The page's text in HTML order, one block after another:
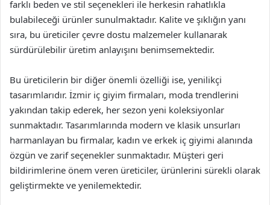
farklı beden ve stil seçenekleri ile herkesin rahatlıkla
bulabileceği ürünler sunulmaktadır. Kalite ve şıklığın yanı
sıra, bu üreticiler çevre dostu malzemeler kullanarak
sürdürülebilir üretim anlayışını benimsemektedir.
Bu üreticilerin bir diğer önemli özelliği ise, yenilikçi
tasarımlarıdır. İzmir iç giyim firmaları, moda trendlerini
yakından takip ederek, her sezon yeni koleksiyonlar
sunmaktadır. Tasarımlarında modern ve klasik unsurları
harmanlayan bu firmalar, kadın ve erkek iç giyimi alanında
özgün ve zarif seçenekler sunmaktadır. Müşteri geri
bildirimlerine önem veren üreticiler, ürünlerini sürekli olarak
geliştirmekte ve yenilemektedir.